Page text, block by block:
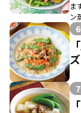
ま
ン